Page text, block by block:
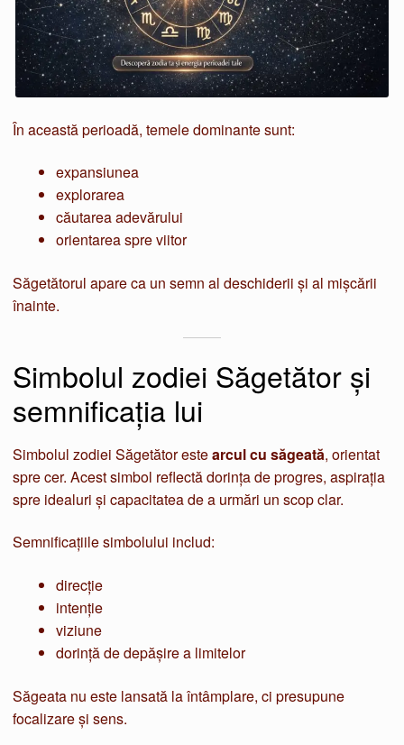
În această perioadă, temele dominante sunt:
expansiunea
explorarea
căutarea adevărului
orientarea spre viitor
Săgetătorul apare ca un semn al deschiderii și al mișcării
înainte.
Simbolul zodiei Săgetător și
semnificația lui
Simbolul zodiei Săgetător estearcul cu săgeată, orientat
spre cer. Acest simbol reflectă dorința de progres, aspirația
spre idealuri și capacitatea de a urmări un scop clar.
Semnificațiile simbolului includ:
direcție
intenție
viziune
dorință de depășire a limitelor
Săgeata nu este lansată la întâmplare, ci presupune
focalizare și sens.